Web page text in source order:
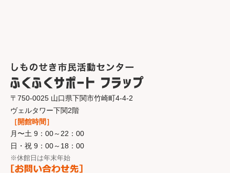
〒750-0025 山口県下関市竹崎町4-4-2
ヴェルタワー下関2階
［開館時間］
月〜土 9：00～22：00
日・祝 9：00～18：00
※休館日は年末年始